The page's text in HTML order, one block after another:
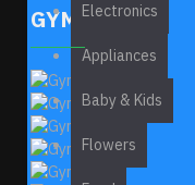
Electronics
Appliances
Baby & Kids
Flowers
GYM WEAR